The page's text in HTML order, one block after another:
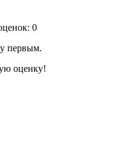
0
первым.
оценку!